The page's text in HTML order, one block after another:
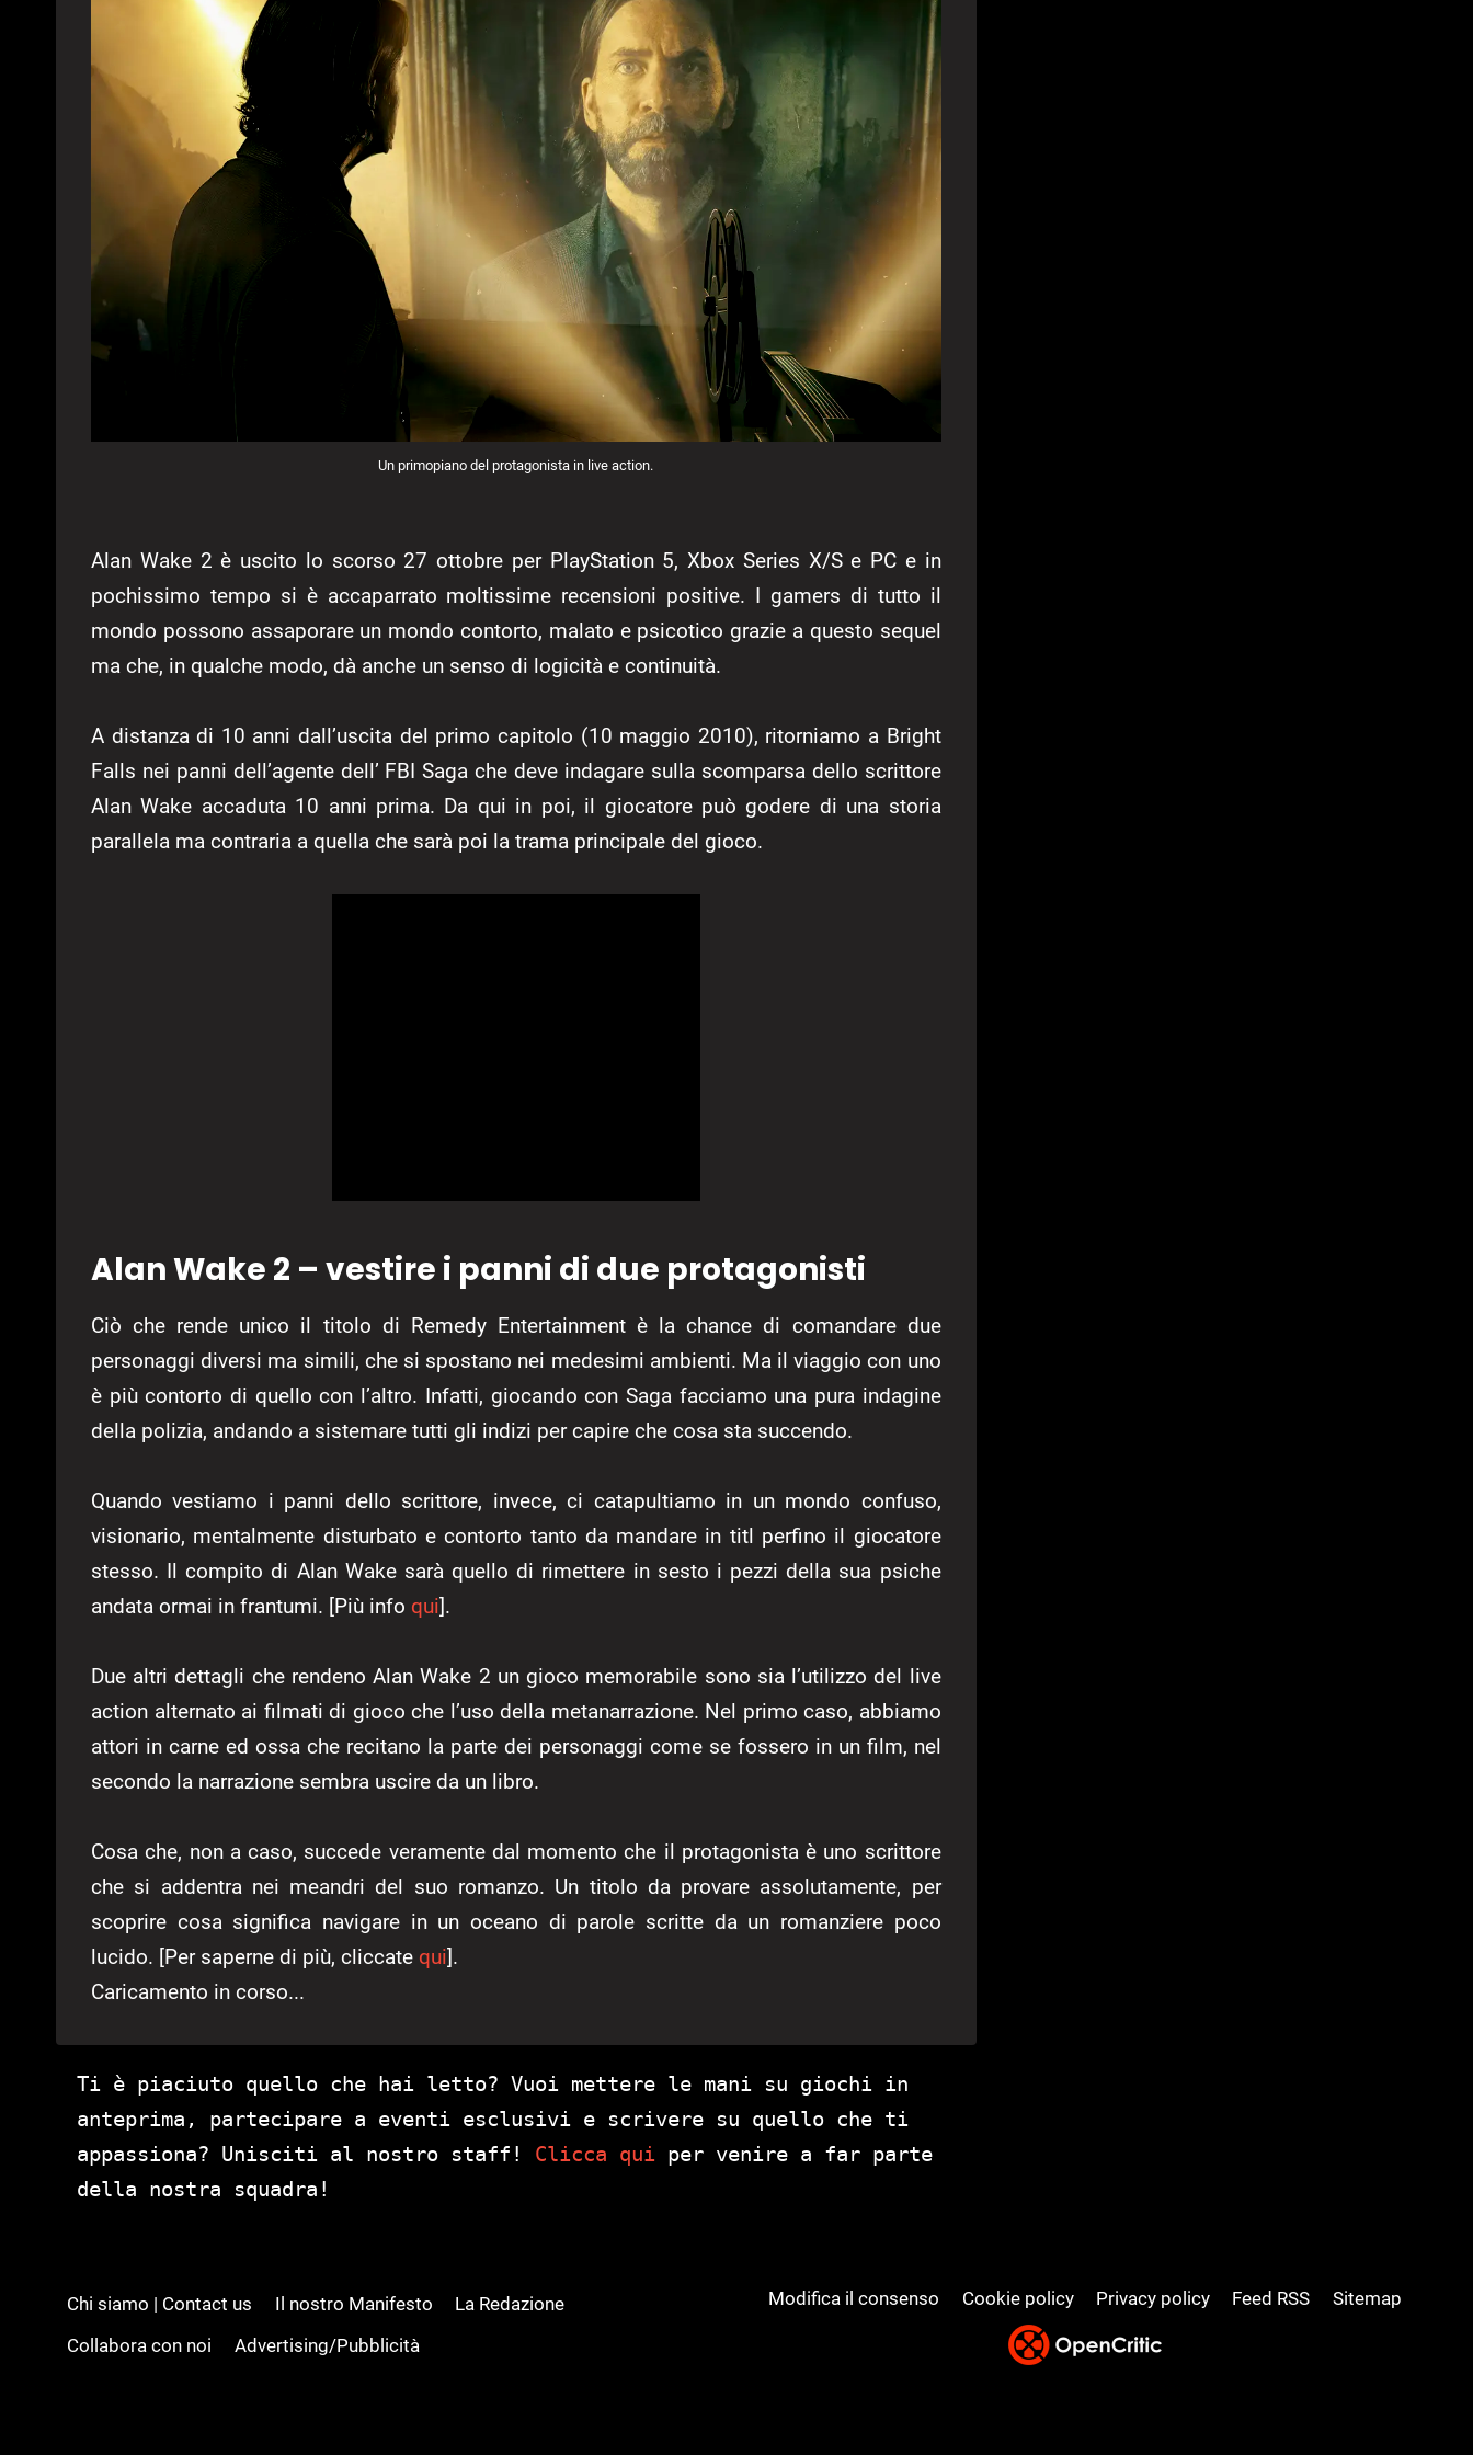
Un primopiano del protagonista in live action.
Alan Wake 2 è uscito lo scorso 27 ottobre per PlayStation 5, Xbox Series X/S e PC e in
pochissimo tempo si è accaparrato moltissime recensioni positive. I gamers di tutto il
mondo possono assaporare un mondo contorto, malato e psicotico grazie a questo sequel
ma che, in qualche modo, dà anche un senso di logicità e continuità.
A distanza di 10 anni dall’uscita del primo capitolo (10 maggio 2010), ritorniamo a Bright
Falls nei panni dell’agente dell’ FBI Saga che deve indagare sulla scomparsa dello scrittore
Alan Wake accaduta 10 anni prima. Da qui in poi, il giocatore può godere di una storia
parallela ma contraria a quella che sarà poi la trama principale del gioco.
Alan Wake 2 – vestire i panni di due protagonisti
Ciò che rende unico il titolo di Remedy Entertainment è la chance di comandare due
personaggi diversi ma simili, che si spostano nei medesimi ambienti. Ma il viaggio con uno
è più contorto di quello con l’altro. Infatti, giocando con Saga facciamo una pura indagine
della polizia, andando a sistemare tutti gli indizi per capire che cosa sta succendo.
Quando vestiamo i panni dello scrittore, invece, ci catapultiamo in un mondo confuso,
visionario, mentalmente disturbato e contorto tanto da mandare in titl perfino il giocatore
stesso. Il compito di Alan Wake sarà quello di rimettere in sesto i pezzi della sua psiche
andata ormai in frantumi. [Più info qui].
Due altri dettagli che rendeno Alan Wake 2 un gioco memorabile sono sia l’utilizzo del live
action alternato ai filmati di gioco che l’uso della metanarrazione. Nel primo caso, abbiamo
attori in carne ed ossa che recitano la parte dei personaggi come se fossero in un film, nel
secondo la narrazione sembra uscire da un libro.
Cosa che, non a caso, succede veramente dal momento che il protagonista è uno scrittore
che si addentra nei meandri del suo romanzo. Un titolo da provare assolutamente, per
scoprire cosa significa navigare in un oceano di parole scritte da un romanziere poco
lucido. [Per saperne di più, cliccate qui].
Caricamento in corso...
Ti è piaciuto quello che hai letto? Vuoi mettere le mani su giochi in
anteprima, partecipare a eventi esclusivi e scrivere su quello che ti
appassiona? Unisciti al nostro staff! Clicca qui per venire a far parte
della nostra squadra!
Chi siamo | Contact us Il nostro Manifesto
La Redazione
Collabora con noi
Advertising/Pubblicità
Modifica il consenso Cookie policy Privacy policy Feed RSS Sitemap